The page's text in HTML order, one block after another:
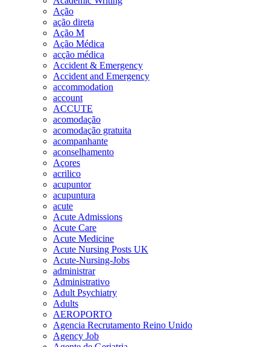
Ação
ação direta
Ação M
Ação Médica
acção médica
Accident & Emergency
Accident and Emergency
accommodation
account
ACCUTE
acomodação
acomodação gratuita
acompanhante
aconselhamento
Açores
acrilico
acupuntor
acupuntura
acute
Acute Admissions
Acute Care
Acute Medicine
Acute Nursing Posts UK
Acute-Nursing-Jobs
administrar
Administrativo
Adult Psychiatry
Adults
AEROPORTO
Agencia Recrutamento Reino Unido
Agency Job